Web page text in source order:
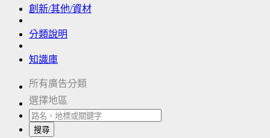
創新/其他/資材
分類說明
知識庫
所有廣告分類
選擇地區
搜尋